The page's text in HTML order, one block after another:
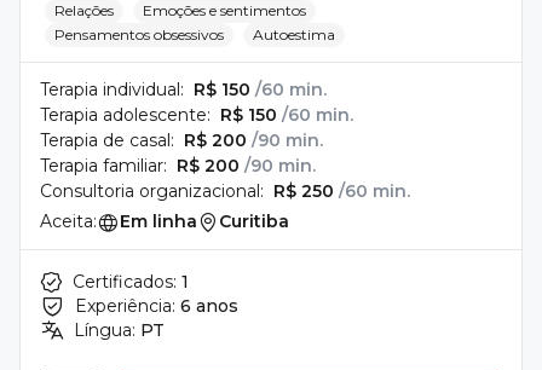
office@terappio.com
Relações
Emoções e sentimentos
Pensamentos obsessivos
Autoestima
Terapia individual: R$ 150 /60 min.
Terapia adolescente: R$ 150 /60 min.
Terapia de casal: R$ 200 /90 min.
Terapia familiar: R$ 200 /90 min.
Consultoria organizacional: R$ 250 /60 min.
Aceita:
Em linha Curitiba
Certificados: 1
Experiência: 6 anos
Língua: PT